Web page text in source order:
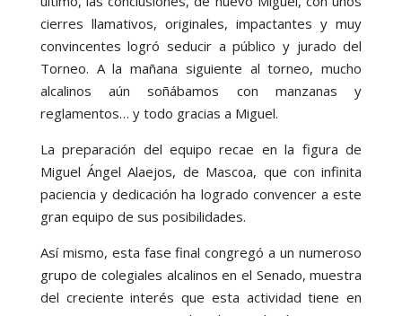
cierres llamativos, originales, impactantes y muy
convincentes logró seducir a público y jurado del
Torneo. A la mañana siguiente al torneo, mucho
alcalinos aún soñábamos con manzanas y
reglamentos… y todo gracias a Miguel.
La preparación del equipo recae en la figura de
Miguel Ángel Alaejos, de Mascoa, que con infinita
paciencia y dedicación ha logrado convencer a este
gran equipo de sus posibilidades.
Así mismo, esta fase final congregó a un numeroso
grupo de colegiales alcalinos en el Senado, muestra
del creciente interés que esta actividad tiene en